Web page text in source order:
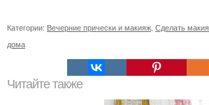
Категории: Вечерние прически и макияж Сделать
дома
Читайте также